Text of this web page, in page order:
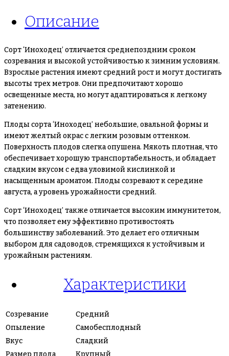
Описание
Сорт ‘Иноходец’ отличается среднепоздним сроком
созревания и высокой устойчивостью к зимним условиям.
Взрослые растения имеют средний рост и могут достигать
высоты трех метров. Они предпочитают хорошо
освещенные места, но могут адаптироваться к легкому
затенению.
Плоды сорта ‘Иноходец’ небольшие, овальной формы и
имеют желтый окрас с легким розовым оттенком.
Поверхность плодов слегка опушена. Мякоть плотная, что
обеспечивает хорошую транспортабельность, и обладает
сладким вкусом с едва уловимой кислинкой и
насыщенным ароматом. Плоды созревают к середине
августа, а уровень урожайности средний.
Сорт ‘Иноходец’ также отличается высоким иммунитетом,
что позволяет ему эффективно противостоять
большинству заболеваний. Это делает его отличным
выбором для садоводов, стремящихся к устойчивым и
урожайным растениям.
Характеристики
Созревание
Средний
Опыление
Самобесплодный
Вкус
Сладкий
Размер плода
Крупный